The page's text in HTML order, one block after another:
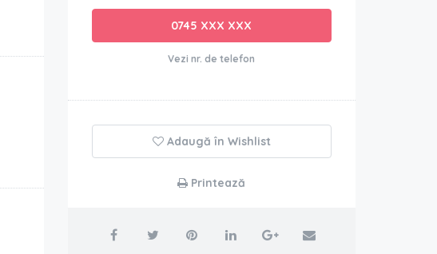
0745 XXX XXX
Vezi nr. de telefon
Adaugă în Wishlist
Printează